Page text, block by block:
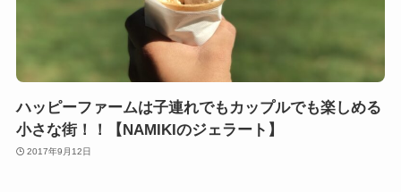
ハッピーファームは子連れでもカップルでも楽しめる
小さな街！！【NAMIKIのジェラート】
2017年9月12日